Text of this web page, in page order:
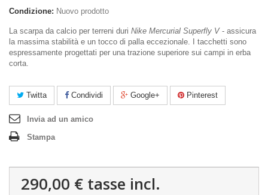
Condizione: Nuovo prodotto
La scarpa da calcio per terreni duri Nike Mercurial Superfly V- assicura
la massima stabilità e un tocco di palla eccezionale. I tacchetti sono
espressamente progettati per una trazione superiore sui campi in erba
corta.
Twitta Condividi Google+ Pinterest
Invia ad un amico
Stampa
290,00 € tasse incl.